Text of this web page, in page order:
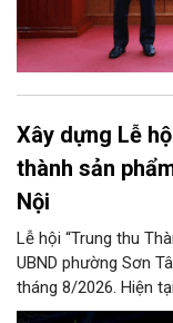
Xây dựng Lễ
thành sản
Nội
Lễ hội “Trung thu
UBND phường Sơn
tháng 8/2026. Hiện
chính quyền phường